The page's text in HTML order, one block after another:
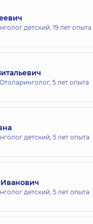
детский, 19 лет опыта
5 лет опыта
детский, 5 лет опыта
детский, 5 лет опыта